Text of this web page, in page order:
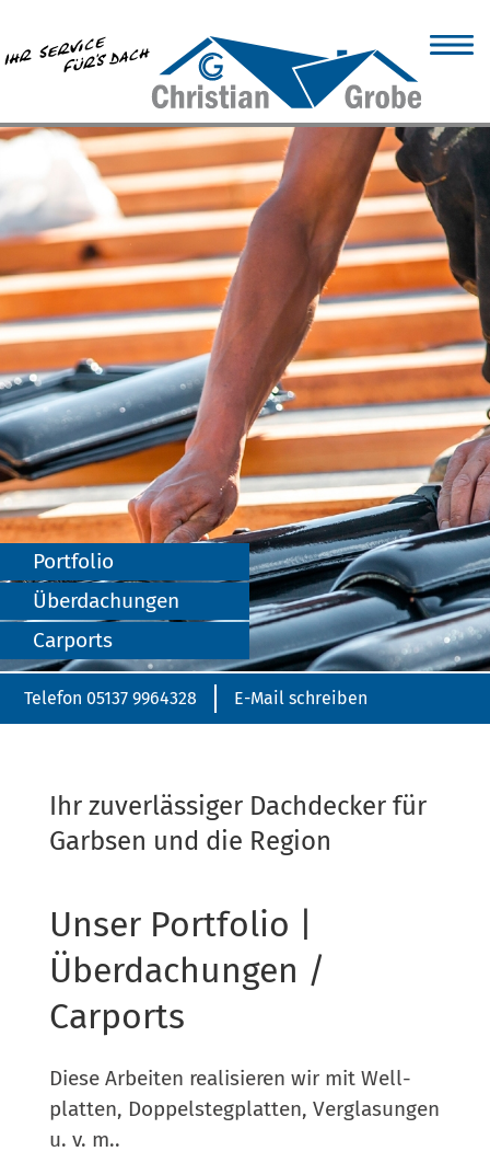
Port­fo­lio
Überdachungen
Carports
Telefon 05137 9964328 E-Mail schreiben
Ihr zuverlässiger Dachdecker für
Garbsen und die Region
Unser Portfolio |
Überdachungen /
Carports
Die­se Arbei­ten rea­li­sie­ren wir mit Well­
plat­ten, Dop­pel­steg­plat­ten, Ver­gla­sun­gen
u. v. m..